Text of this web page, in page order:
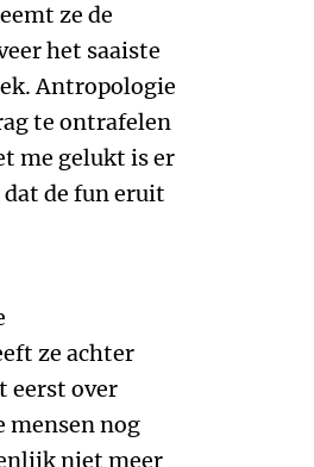
ze de
het saaiste
Antropologie
te ontrafelen
me gelukt is er
dat de fun eruit
ze achter
eerst over
mensen nog
niet meer